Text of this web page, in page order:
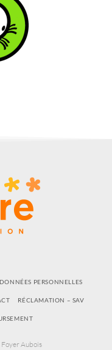
PERSONNELLES
RÉCLAMATION – SAV
Aubois